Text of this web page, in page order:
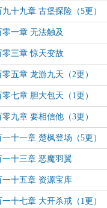
十九章 古堡探险（5更）
零一章 无法触及
零三章 惊天变故
五章 龙游九天（2更）
七章 胆大包天（1更）
九章 要相信他（3更）
十一章 楚枫登场（5更）
一十三章 恶魔羽翼
一十五章 资源宝库
十七章 大开杀戒（1更）